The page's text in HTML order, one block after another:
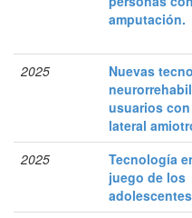
amputación.
2025
Nuevas
usuarios
lateral
2025
Tecnología
juego de los